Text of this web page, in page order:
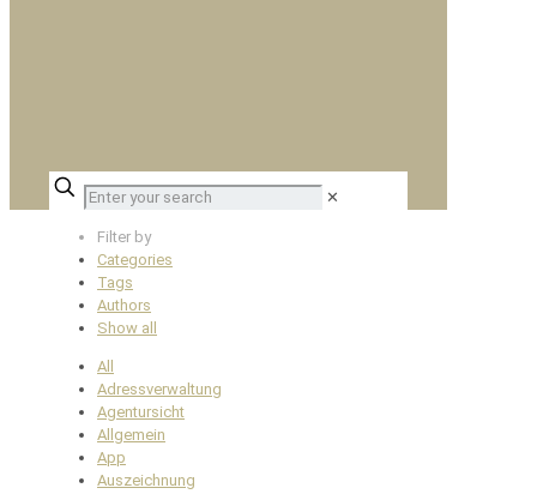
✕
Filter by
Categories
Tags
Authors
Show all
All
Adressverwaltung
Agentursicht
Allgemein
App
Auszeichnung